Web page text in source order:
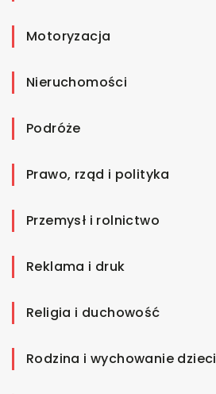
Motoryzacja
Nieruchomości
Podróże
Prawo, rząd i polityka
Przemysł i rolnictwo
Reklama i druk
Religia i duchowość
Rodzina i wychowanie dzieci